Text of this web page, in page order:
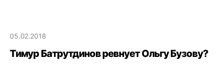
05.02.2018
Тимур Батрутдинов ревнует Ольгу Бузову?